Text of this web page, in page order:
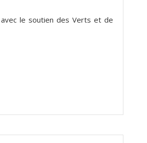
avec le soutien des Verts et de